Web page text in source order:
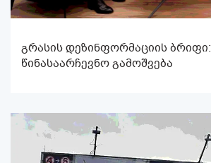
გრასის დეზინფორმაციის ბრიფი:
წინასაარჩევნო გამოშვება